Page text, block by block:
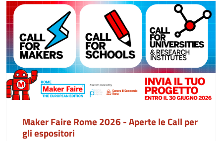
Maker Faire Rome 2026 - Aperte le Call per
gli espositori